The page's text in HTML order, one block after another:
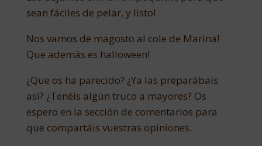
sean fáciles de pelar, y listo!
Nos vamos de magosto al cole de Marina!
Que además es halloween!
¿Que os ha parecido? ¿Ya las preparábais
así? ¿Tenéis algún truco a mayores? Os
espero en la sección de comentarios para
que compartáis vuestras opiniones.